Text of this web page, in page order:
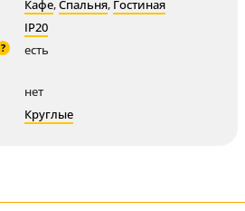
Кафе,Спальня, Гостиная
IP20
? есть
нет
Круглые